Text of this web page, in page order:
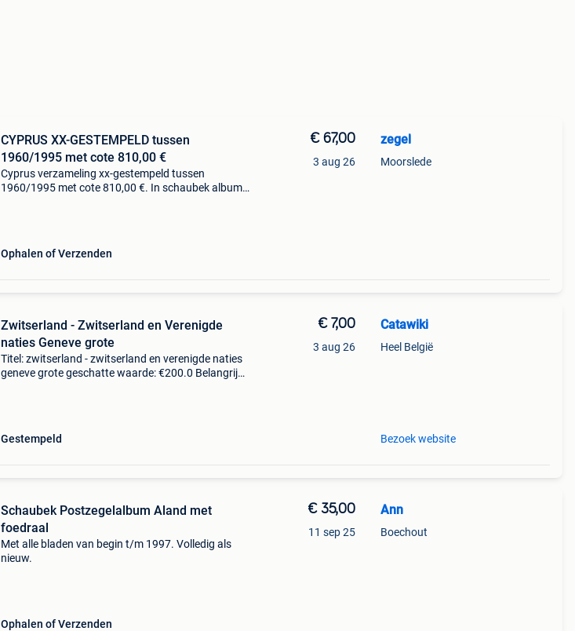
CYPRUS XX-GESTEMPELD tussen
1960/1995 met cote 810,00 €
Cyprus verzameling xx-gestempeld tussen
1960/1995 met cote 810,00 €. In schaubek album.
Ophalen of Verzenden
€ 67,00
3 aug 26
zegel
Moorslede
Zwitserland - Zwitserland en Verenigde
naties Geneve grote
Titel: zwitserland - zwitserland en verenigde naties
geneve grote geschatte waarde: €200.0 Belangrijk:
Gestempeld
€ 7,00
3 aug 26
Catawiki
Heel België
Bezoek website
Schaubek Postzegelalbum Aland met
foedraal
Met alle bladen van begin t/m 1997. Volledig als
nieuw.
Ophalen of Verzenden
€ 35,00
11 sep 25
Ann
Boechout